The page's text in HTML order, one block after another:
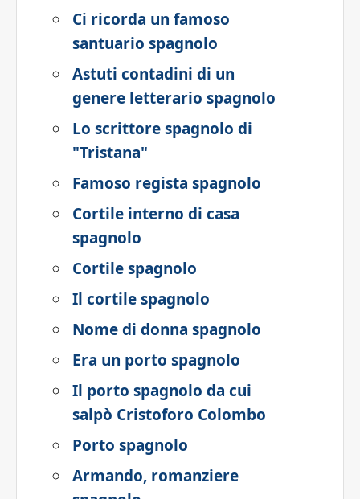
Ci ricorda un famoso
santuario spagnolo
Astuti contadini di un
genere letterario spagnolo
Lo scrittore spagnolo di
"Tristana"
Famoso regista spagnolo
Cortile interno di casa
spagnolo
Cortile spagnolo
Il cortile spagnolo
Nome di donna spagnolo
Era un porto spagnolo
Il porto spagnolo da cui
salpò Cristoforo Colombo
Porto spagnolo
Armando, romanziere